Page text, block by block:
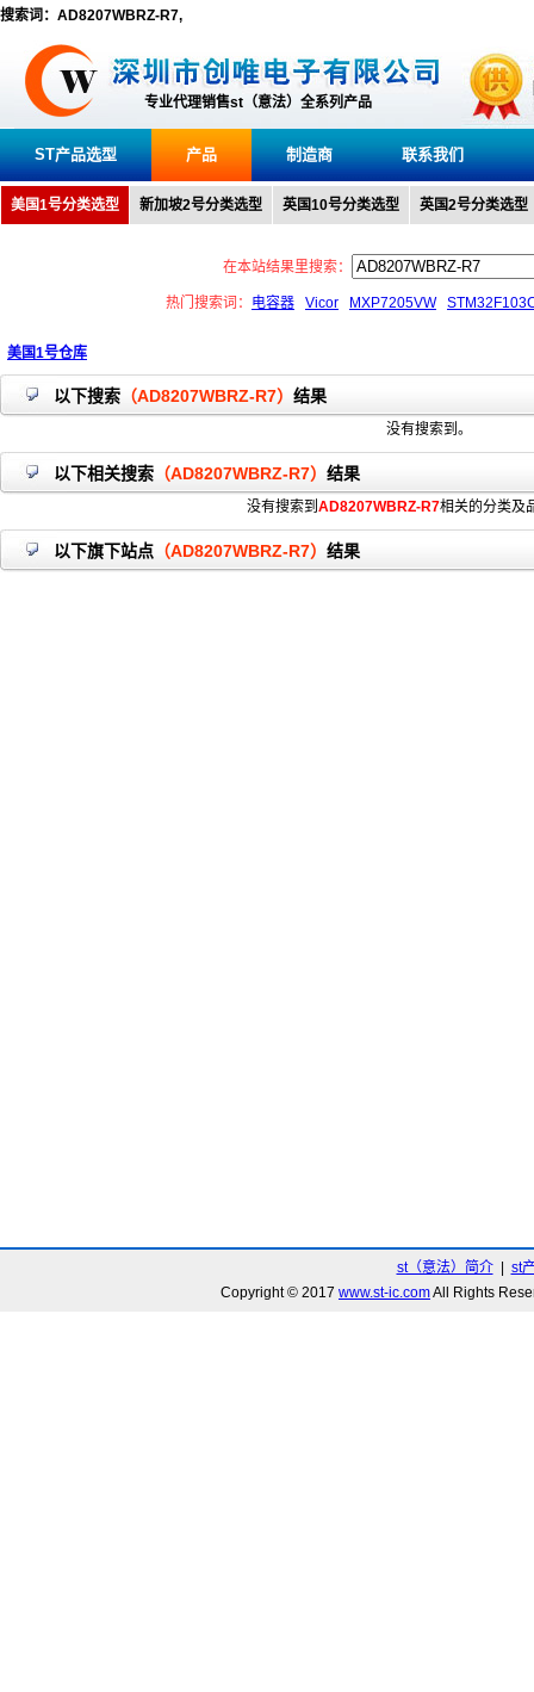
搜索词：AD8207WBRZ-R7,
专业代理销售st（意法）全系列产品
ST产品选型 产品 制造商 联系我们
美国1号分类选型 新加坡2号分类选型 英国10号分类选型 英国2号分类选型
在本站结果里搜索：
热门搜索词： 电容器 Vicor MXP7205VW
美国1号仓库
以下搜索 （AD8207WBRZ-R7） 结果
没有搜索到。
以下相关搜索 （AD8207WBRZ-R7） 结果
没有搜索到 AD8207WBRZ-R7相关的分类及
以下旗下站点 （AD8207WBRZ-R7） 结果
st（意法）简介| st
Copyright © 2017 www.st-ic.comAll Rights